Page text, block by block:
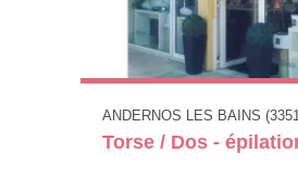
ANDERNOS LES BAINS
Torse / Dos -